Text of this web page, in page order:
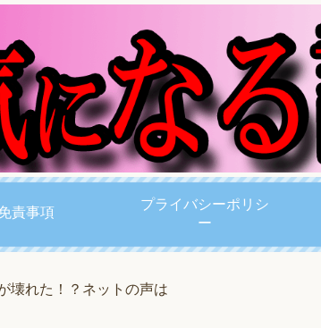
責事項
プライバシーポリシ
ー
壊れた！？ネットの声は